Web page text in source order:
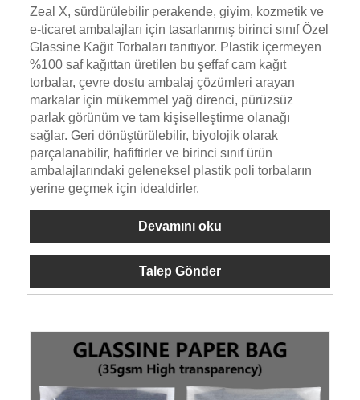
Zeal X, sürdürülebilir perakende, giyim, kozmetik ve
e-ticaret ambalajları için tasarlanmış birinci sınıf Özel
Glassine Kağıt Torbaları tanıtıyor. Plastik içermeyen
%100 saf kağıttan üretilen bu şeffaf cam kağıt
torbalar, çevre dostu ambalaj çözümleri arayan
markalar için mükemmel yağ direnci, pürüzsüz
parlak görünüm ve tam kişiselleştirme olanağı
sağlar. Geri dönüştürülebilir, biyolojik olarak
parçalanabilir, hafiftirler ve birinci sınıf ürün
ambalajlarındaki geleneksel plastik poli torbaların
yerine geçmek için idealdirler.
Devamını oku
Talep Gönder